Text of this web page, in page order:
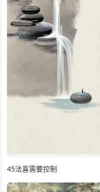
45法喜需要控制